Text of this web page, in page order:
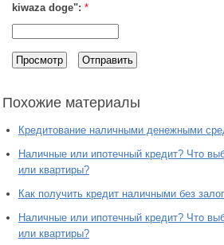
kiwaza doge": *
Похожие материалы
Кредитование наличными денежными
Наличные или ипотечный кредит? Что
или квартиры?
Как получить кредит наличными без
Наличные или ипотечный кредит? Что
или квартиры?